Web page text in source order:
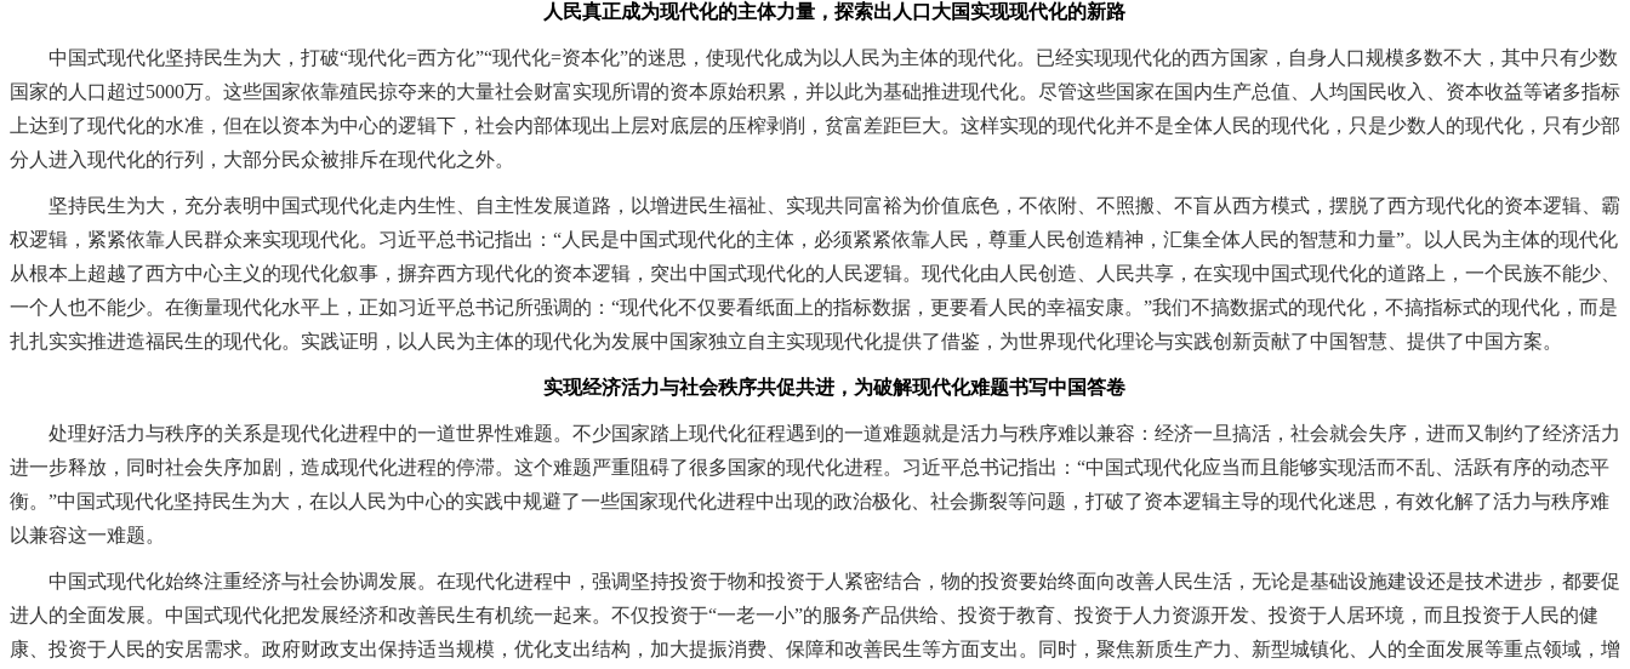
人民真正成为现代化的主体力量，探索出人口大国实现现代化的新路
中国式现代化坚持民生为大，打破“现代化=西方化”“现代化=资本化”的迷思，使现代化成为以人民为主体的现代化。已经实现现代化的西方国家，自身人口规模多数不大，其中只有少数
国家的人口超过5000万。这些国家依靠殖民掠夺来的大量社会财富实现所谓的资本原始积累，并以此为基础推进现代化。尽管这些国家在国内生产总值、人均国民收入、资本收益等诸多指标
上达到了现代化的水准，但在以资本为中心的逻辑下，社会内部体现出上层对底层的压榨剥削，贫富差距巨大。这样实现的现代化并不是全体人民的现代化，只是少数人的现代化，只有少部
分人进入现代化的行列，大部分民众被排斥在现代化之外。
坚持民生为大，充分表明中国式现代化走内生性、自主性发展道路，以增进民生福祉、实现共同富裕为价值底色，不依附、不照搬、不盲从西方模式，摆脱了西方现代化的资本逻辑、霸
权逻辑，紧紧依靠人民群众来实现现代化。习近平总书记指出：“人民是中国式现代化的主体，必须紧紧依靠人民，尊重人民创造精神，汇集全体人民的智慧和力量”。以人民为主体的现代化
从根本上超越了西方中心主义的现代化叙事，摒弃西方现代化的资本逻辑，突出中国式现代化的人民逻辑。现代化由人民创造、人民共享，在实现中国式现代化的道路上，一个民族不能少、
一个人也不能少。在衡量现代化水平上，正如习近平总书记所强调的：“现代化不仅要看纸面上的指标数据，更要看人民的幸福安康。”我们不搞数据式的现代化，不搞指标式的现代化，而是
扎扎实实推进造福民生的现代化。实践证明，以人民为主体的现代化为发展中国家独立自主实现现代化提供了借鉴，为世界现代化理论与实践创新贡献了中国智慧、提供了中国方案。
实现经济活力与社会秩序共促共进，为破解现代化难题书写中国答卷
处理好活力与秩序的关系是现代化进程中的一道世界性难题。不少国家踏上现代化征程遇到的一道难题就是活力与秩序难以兼容：经济一旦搞活，社会就会失序，进而又制约了经济活力
进一步释放，同时社会失序加剧，造成现代化进程的停滞。这个难题严重阻碍了很多国家的现代化进程。习近平总书记指出：“中国式现代化应当而且能够实现活而不乱、活跃有序的动态平
衡。”中国式现代化坚持民生为大，在以人民为中心的实践中规避了一些国家现代化进程中出现的政治极化、社会撕裂等问题，打破了资本逻辑主导的现代化迷思，有效化解了活力与秩序难
以兼容这一难题。
中国式现代化始终注重经济与社会协调发展。在现代化进程中，强调坚持投资于物和投资于人紧密结合，物的投资要始终面向改善人民生活，无论是基础设施建设还是技术进步，都要促
进人的全面发展。中国式现代化把发展经济和改善民生有机统一起来。不仅投资于“一老一小”的服务产品供给、投资于教育、投资于人力资源开发、投资于人居环境，而且投资于人民的健
康、投资于人民的安居需求。政府财政支出保持适当规模，优化支出结构，加大提振消费、保障和改善民生等方面支出。同时，聚焦新质生产力、新型城镇化、人的全面发展等重点领域，增